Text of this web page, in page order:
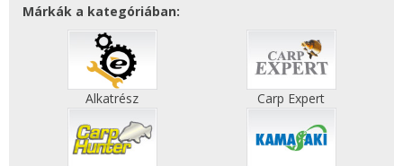
Márkák a kategóriában:
Alkatrész Carp Expert